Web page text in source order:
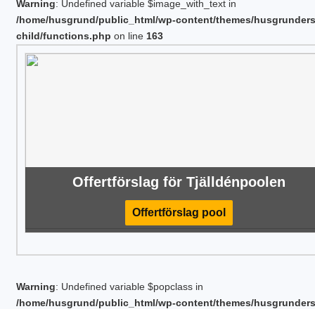
Warning: Undefined variable $image_with_text in
/home/husgrund/public_html/wp-content/themes/
child/functions.php on line 163
Offertförslag för Tjälldénpoolen
Offertförslag pool
Warning: Undefined variable $popclass in
/home/husgrund/public_html/wp-content/themes/